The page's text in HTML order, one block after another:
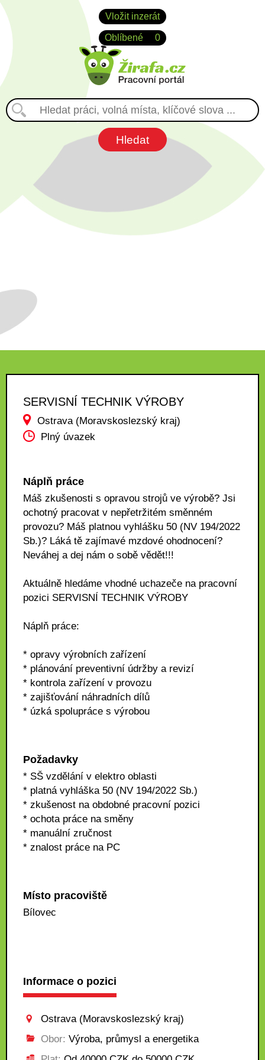
Vložit inzerát
Oblíbené 0
SERVISNÍ TECHNIK VÝROBY
Ostrava (Moravskoslezský kraj)
Plný úvazek
Náplň práce
Máš zkušenosti s opravou strojů ve výrobě? Jsi
ochotný pracovat v nepřetržitém směnném
provozu? Máš platnou vyhlášku 50 (NV 194/2022
Sb.)? Láká tě zajímavé mzdové ohodnocení?
Neváhej a dej nám o sobě vědět!!!
Aktuálně hledáme vhodné uchazeče na pracovní
pozici SERVISNÍ TECHNIK VÝROBY
Náplň práce:
* opravy výrobních zařízení
* plánování preventivní údržby a revizí
* kontrola zařízení v provozu
* zajišťování náhradních dílů
* úzká spolupráce s výrobou
Požadavky
* SŠ vzdělání v elektro oblasti
* platná vyhláška 50 (NV 194/2022 Sb.)
* zkušenost na obdobné pracovní pozici
* ochota práce na směny
* manuální zručnost
* znalost práce na PC
Místo pracoviště
Bílovec
Informace o pozici
Ostrava (Moravskoslezský kraj)
Obor: Výroba, průmysl a energetika